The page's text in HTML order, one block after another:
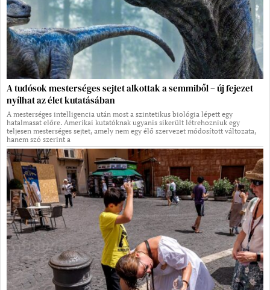
A tudósok mesterséges sejtet alkottak a semmiből – új fejezet
nyílhat az élet kutatásában
A mesterséges intelligencia után most a szintetikus biológia lépett egy
hatalmasat előre. Amerikai kutatóknak ugyanis sikerült létrehozniuk egy
teljesen mesterséges sejtet, amely nem egy élő szervezet módosított változata,
hanem szó szerint a